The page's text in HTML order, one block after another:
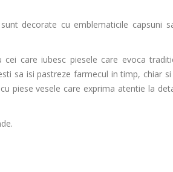
decorate cu emblematicile capsuni
care iubesc piesele care evoca
sa isi pastreze farmecul in timp, chiar
piese vesele care exprima atentie la